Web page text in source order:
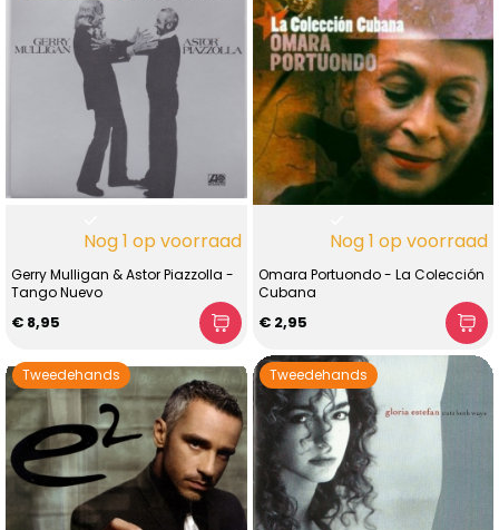
Nog 1 op voorraad
Gerry Mulligan & Astor Piazzolla -
Tango Nuevo
€ 8,95
Nog 1 op voorraad
Omara Portuondo - La Colección
Cubana
€ 2,95
Tweedehands Tweedehands